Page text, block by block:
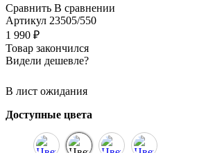
Сравнить В сравнении
Артикул 23505/550
1 990 ₽
Товар закончился
Видели дешевле?
В лист ожидания
Доступные цвета